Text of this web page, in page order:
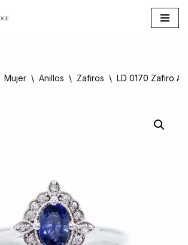
Mujer \ Anillos \ Zafiros \ LD 0170 Zafiro